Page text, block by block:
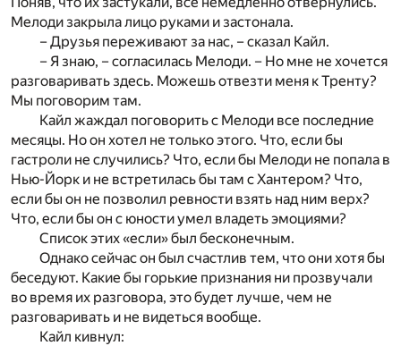
Мелоди закрыла лицо руками и застонала.
– Друзья переживают за нас, – сказал Кайл.
– Я знаю, – согласилась Мелоди. – Но мне не хочется
разговаривать здесь. Можешь отвезти меня к Тренту?
Мы поговорим там.
Кайл жаждал поговорить с Мелоди все последние
месяцы. Но он хотел не только этого. Что, если бы
гастроли не случились? Что, если бы Мелоди не попала в
Нью-Йорк и не встретилась бы там с Хантером? Что,
если бы он не позволил ревности взять над ним верх?
Что, если бы он с юности умел владеть эмоциями?
Список этих «если» был бесконечным.
Однако сейчас он был счастлив тем, что они хотя бы
беседуют. Какие бы горькие признания ни прозвучали
во время их разговора, это будет лучше, чем не
разговаривать и не видеться вообще.
Кайл кивнул: